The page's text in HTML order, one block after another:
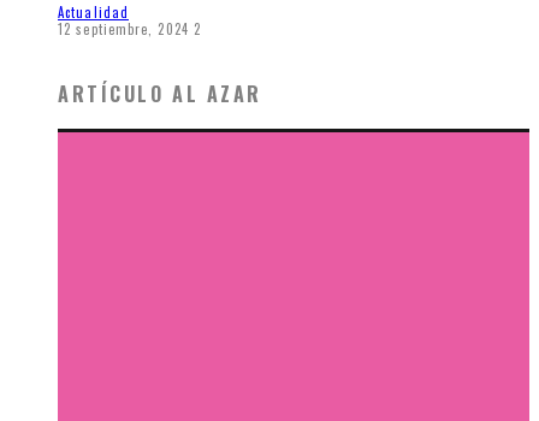
Actualidad
12 septiembre, 2024 2
ARTÍCULO AL AZAR